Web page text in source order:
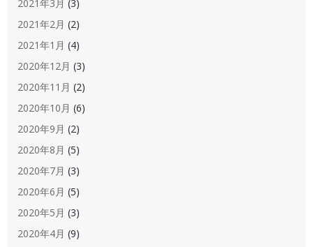
2021年3月 (3)
2021年2月 (2)
2021年1月 (4)
2020年12月 (3)
2020年11月 (2)
2020年10月 (6)
2020年9月 (2)
2020年8月 (5)
2020年7月 (3)
2020年6月 (5)
2020年5月 (3)
2020年4月 (9)